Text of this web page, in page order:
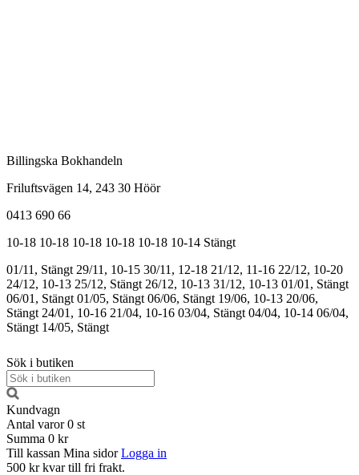
Billingska Bokhandeln
Friluftsvägen 14, 243 30 Höör
0413 690 66
10-18 10-18 10-18 10-18 10-18 10-14 Stängt
01/11, Stängt 29/11, 10-15 30/11, 12-18 21/12, 11-16 22/12, 10-20
24/12, 10-13 25/12, Stängt 26/12, 10-13 31/12, 10-13 01/01, Stängt
06/01, Stängt 01/05, Stängt 06/06, Stängt 19/06, 10-13 20/06,
Stängt 24/01, 10-16 21/04, 10-16 03/04, Stängt 04/04, 10-14 06/04,
Stängt 14/05, Stängt
Sök i butiken
Kundvagn
Antal varor 0 st
Summa 0 kr
Till kassan Mina sidor Logga in
500 kr kvar till fri frakt.